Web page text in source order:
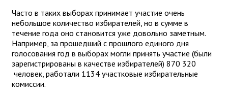
Часто в таких выборах принимает участие очень
небольшое количество избирателей, но в сумме в
течение года оно становится уже довольно заметным.
Например, за прошедший с прошлого единого дня
голосования год в выборах могли принять участие (были
зарегистрированы в качестве избирателей) 870 320
человек, работали 1134 участковые избирательные
комиссии.